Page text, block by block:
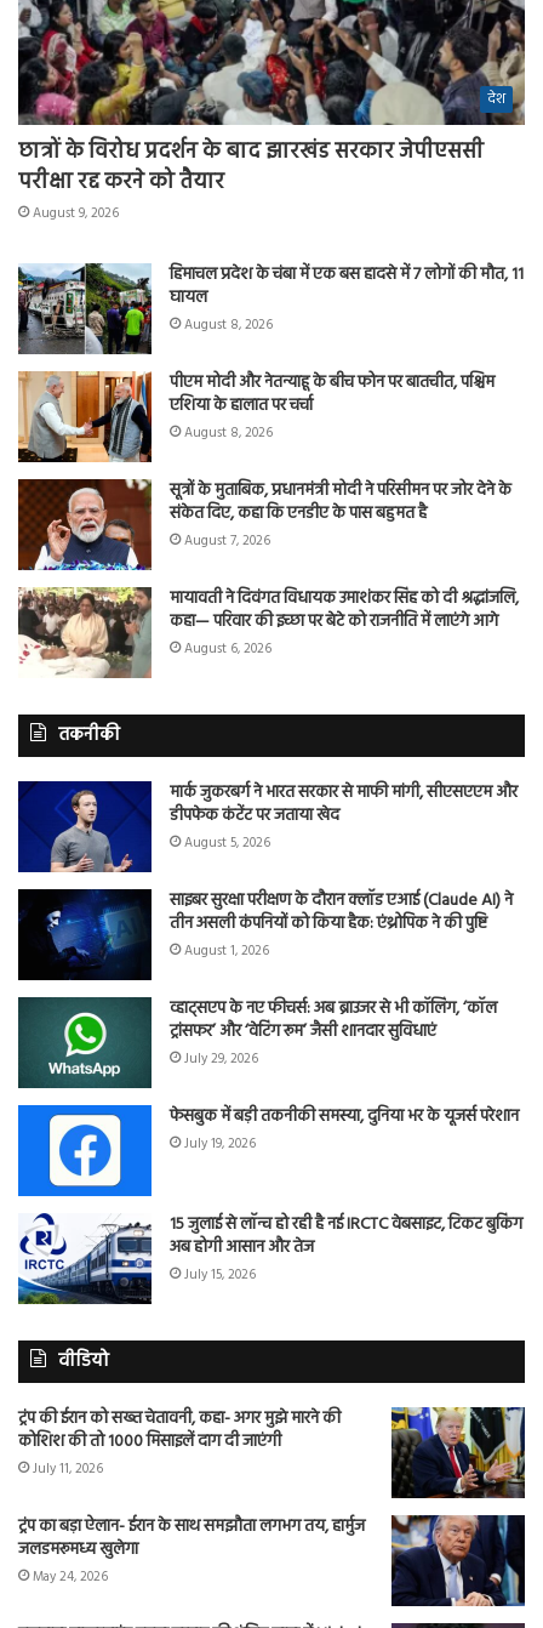
देश
छात्रों के विरोध प्रदर्शन के बाद झारखंड सरकार जेपीएससी
परीक्षा रद्द करने को तैयार
August 9, 2026
हिमाचल प्रदेश के चंबा में एक बस हादसे में 7 लोगों की मौत, 11
घायल
August 8, 2026
पीएम मोदी और नेतन्याहू के बीच फोन पर बातचीत, पश्चिम
एशिया के हालात पर चर्चा
August 8, 2026
सूत्रों के मुताबिक, प्रधानमंत्री मोदी ने परिसीमन पर जोर देने के
संकेत दिए, कहा कि एनडीए के पास बहुमत है
August 7, 2026
मायावती ने दिवंगत विधायक उमाशंकर सिंह को दी श्रद्धांजलि,
कहा— परिवार की इच्छा पर बेटे को राजनीति में लाएंगे आगे
August 6, 2026
तकनीकी
मार्क जुकरबर्ग ने भारत सरकार से माफी मांगी, सीएसएएम और
डीपफेक कंटेंट पर जताया खेद
August 5, 2026
साइबर सुरक्षा परीक्षण के दौरान क्लॉड एआई (Claude AI) ने
तीन असली कंपनियों को किया हैक: एंथ्रोपिक ने की पुष्टि
August 1, 2026
व्हाट्सएप के नए फीचर्स: अब ब्राउजर से भी कॉलिंग, ‘कॉल
ट्रांसफर’ और ‘वेटिंग रूम’ जैसी शानदार सुविधाएं
July 29, 2026
फेसबुक में बड़ी तकनीकी समस्या, दुनिया भर के यूजर्स परेशान
July 19, 2026
15 जुलाई से लॉन्च हो रही है नई IRCTC वेबसाइट, टिकट बुकिंग
अब होगी आसान और तेज
July 15, 2026
वीडियो
ट्रंप की ईरान को सख्त चेतावनी, कहा- अगर मुझे मारने की
कोशिश की तो 1000 मिसाइलें दाग दी जाएंगी
July 11, 2026
ट्रंप का बड़ा ऐलान- ईरान के साथ समझौता लगभग तय, हार्मुज
जलडमरूमध्य खुलेगा
May 24, 2026